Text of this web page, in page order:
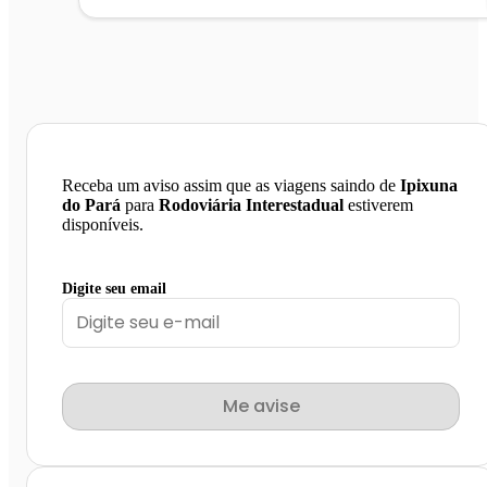
Receba um aviso assim que as viagens saindo de Ipixuna
do Pará para Rodoviária Interestadual estiverem
disponíveis.
Digite seu email
Me avise